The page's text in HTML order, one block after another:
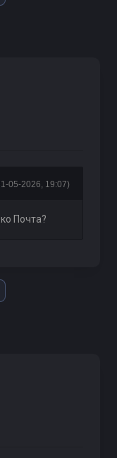
05-2026, 19:07)
Почта?